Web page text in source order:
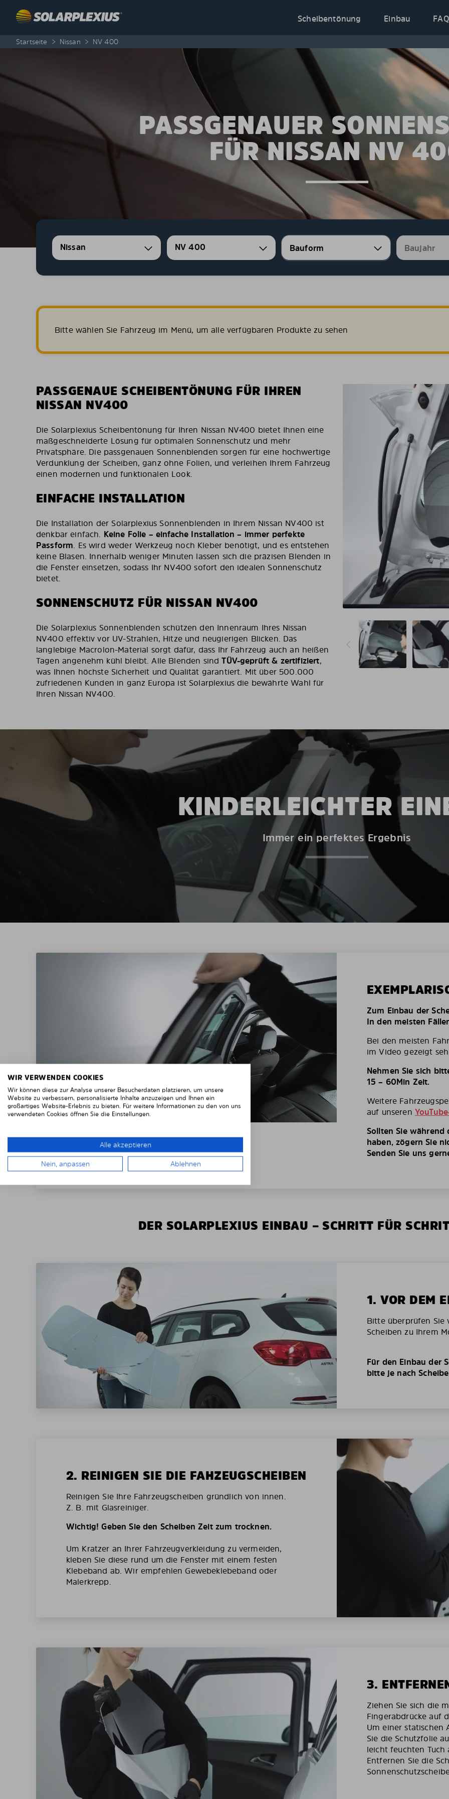
Scheibentönung
Einbau FAQ
Startseite > Nissan > NV 400
PASSGENAUER
FÜR NISSAN NV
Nissan NV 400
Bitte wählen Sie Fahrzeug im Menü, um alle verfügbaren Produkte zu sehen
PASSGENAUE SCHEIBENTÖNUNG FÜR IHREN
NISSAN NV400
Die Solarplexius Scheibentönung für Ihren Nissan NV400 bietet Ihnen eine
maßgeschneiderte Lösung für optimalen Sonnenschutz und mehr
Privatsphäre. Die passgenauen Sonnenblenden sorgen für eine hochwertige
Verdunklung der Scheiben, ganz ohne Folien, und verleihen Ihrem Fahrzeug
einen modernen und funktionalen Look.
EINFACHE INSTALLATION
Die Installation der Solarplexius Sonnenblenden in Ihrem Nissan NV400 ist
denkbar einfach. Keine Folie – einfache Installation – immer perfekte
Passform. Es wird weder Werkzeug noch Kleber benötigt, und es entstehen
keine Blasen. Innerhalb weniger Minuten lassen sich die präzisen Blenden in
die Fenster einsetzen, sodass Ihr NV400 sofort den idealen Sonnenschutz
bietet.
SONNENSCHUTZ FÜR NISSAN NV400
Die Solarplexius Sonnenblenden schützen den Innenraum Ihres Nissan
NV400 effektiv vor UV-Strahlen, Hitze und neugierigen Blicken. Das
langlebige Macrolon-Material sorgt dafür, dass Ihr Fahrzeug auch an heißen
Tagen angenehm kühl bleibt. Alle Blenden sindTÜV-geprüft & zertifiziert,
was Ihnen höchste Sicherheit und Qualität garantiert. Mit über 500.000
zufriedenen Kunden in ganz Europa ist Solarplexius die bewährte Wahl für
Ihren Nissan NV400.
KINDERLEICHTER
Immer ein perfektes Ergebnis
Zum Einbau der
In den meisten
Bei den meisten
im Video gezeigt
Nehmen Sie sich
15 – 60Min Zeit.
Weitere
auf unseren
Sollten Sie während
haben, zögern Sie
Senden Sie uns
DER SOLARPLEXIUS EINBAU – SCHRITT FÜR
1. VOR DEM
Bitte überprüfen
Scheiben zu Ihrem
Für den Einbau der
bitte je nach
2. REINIGEN SIE DIE FAHZEUGSCHEIBEN
Reinigen Sie Ihre Fahrzeugscheiben gründlich von innen.
Z. B. mit Glasreiniger.
Wichtig! Geben Sie den Scheiben Zeit zum trocknen.
Um Kratzer an Ihrer Fahrzeugverkleidung zu vermeiden,
kleben Sie diese rund um die Fenster mit einem festen
Klebeband ab. Wir empfehlen Gewebeklebeband oder
Malerkrepp.
3.
Ziehen Sie sich die
Fingerabdrücke auf
Um einer statischen
Sie die Schutzfolie
leicht feuchten Tuch
Entfernen Sie die
WIR VERWENDEN COOKIES
Wir können diese zur Analyse unserer Besucherdaten platzieren, um unsere
Website zu verbessern, personalisierte Inhalte anzuzeigen und Ihnen ein
großartiges Website-Erlebnis zu bieten. Für weitere Informationen zu den von uns
verwendeten Cookies öffnen Sie die Einstellungen.
Alle akzeptieren
Nein, anpassen Ablehnen